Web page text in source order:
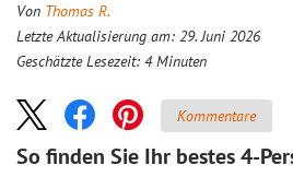
Von Thomas R.
Letzte Aktualisierung am: 29. Juni 2026
Geschätzte Lesezeit: 4 Minuten
Kommentare
So finden Sie Ihr bestes 4-